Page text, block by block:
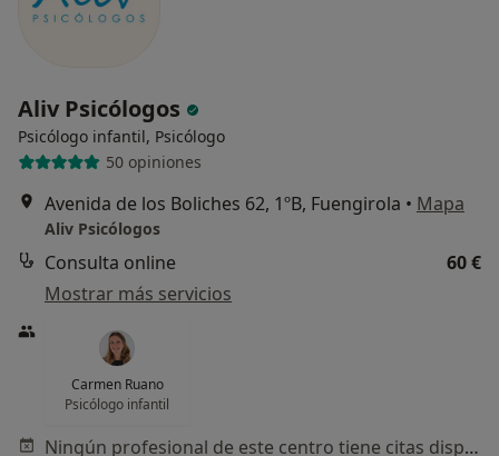
Aliv Psicólogos
Psicólogo infantil, Psicólogo
50 opiniones
Avenida de los Boliches 62, 1ºB, Fuengirola • Mapa
Aliv Psicólogos
Consulta online
60 €
Mostrar más servicios
Carmen Ruano
Psicólogo infantil
Ningún profesional de este centro tiene citas disponibles